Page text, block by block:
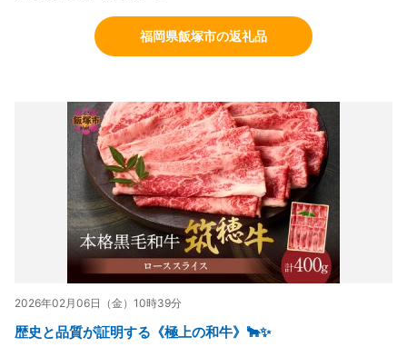
福岡県飯塚市の返礼品
2026年02月06日（金）10時39分
歴史と品質が証明する《極上の和牛》🐂✨